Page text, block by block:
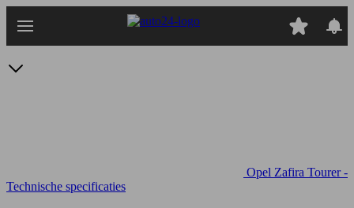
naar
Opel Zafira Tourer -
Technische specificaties